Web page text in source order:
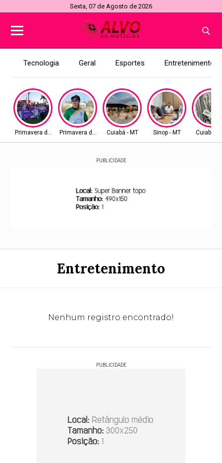
Sexta, 07 de Agosto de 2026
Tecnologia Geral Esportes Entretenimento
Primavera do LestePrimavera do LesteCuiabá - MT Sinop - MT Cuiabá -
PUBLICIDADE
Entretenimento
Nenhum registro encontrado!
PUBLICIDADE